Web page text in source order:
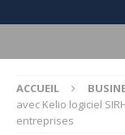
ACCUEIL
avec Kelio logiciel
entreprises